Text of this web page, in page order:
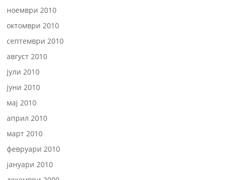
ноември 2010
октомври 2010
септември 2010
август 2010
јули 2010
јуни 2010
мај 2010
април 2010
март 2010
февруари 2010
јануари 2010